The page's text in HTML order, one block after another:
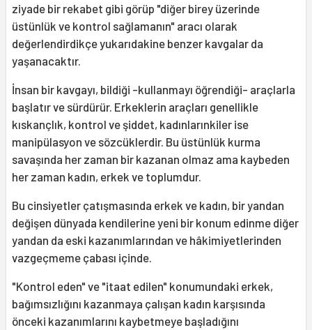
ziyade bir rekabet gibi görüp "diğer birey üzerinde
üstünlük ve kontrol sağlamanın" aracı olarak
değerlendirdikçe yukarıdakine benzer kavgalar da
yaşanacaktır.
İnsan bir kavgayı, bildiği -kullanmayı öğrendiği- araçlarla
başlatır ve sürdürür. Erkeklerin araçları genellikle
kıskançlık, kontrol ve şiddet, kadınlarınkiler ise
manipülasyon ve sözcüklerdir. Bu üstünlük kurma
savaşında her zaman bir kazanan olmaz ama kaybeden
her zaman kadın, erkek ve toplumdur.
Bu cinsiyetler çatışmasında erkek ve kadın, bir yandan
değişen dünyada kendilerine yeni bir konum edinme diğer
yandan da eski kazanımlarından ve hâkimiyetlerinden
vazgeçmeme çabası içinde.
"Kontrol eden" ve "itaat edilen" konumundaki erkek,
bağımsızlığını kazanmaya çalışan kadın karşısında
önceki kazanımlarını kaybetmeye başladığını